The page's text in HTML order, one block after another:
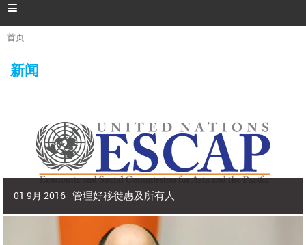

你
在
这
首页
新闻
01 9月 2016 -管理好移徙惠及所有人
2016年9月 | 副秘书长兼 亚洲及太平洋经济社会委员会(亚太经社会)执行秘书 沙